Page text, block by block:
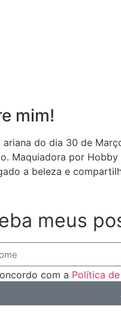
mim!
ariana do dia 30 de
Maquiadora por
a beleza e
meus
com a Política